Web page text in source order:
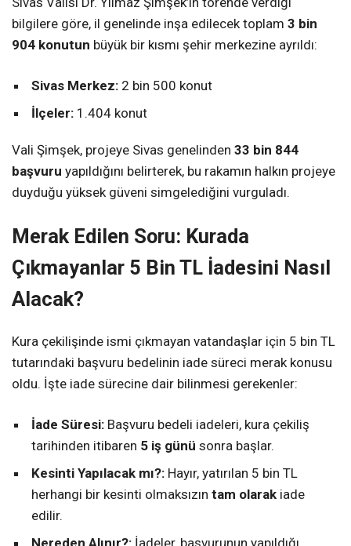
bilgilere göre, il genelinde inşa edilecek toplam 3 bin
904 konutun büyük bir kısmı şehir merkezine ayrıldı:
Sivas Merkez: 2 bin 500 konut
İlçeler: 1.404 konut
Vali Şimşek, projeye Sivas genelinden 33 bin 844
başvuru yapıldığını belirterek, bu rakamın halkın projeye
duyduğu yüksek güveni simgelediğini vurguladı.
Merak Edilen Soru: Kurada
Çıkmayanlar 5 Bin TL İadesini Nasıl
Alacak?
Kura çekilişinde ismi çıkmayan vatandaşlar için 5 bin TL
tutarındaki başvuru bedelinin iade süreci merak konusu
oldu. İşte iade sürecine dair bilinmesi gerekenler:
İade Süresi: Başvuru bedeli iadeleri, kura çekiliş
tarihinden itibaren 5 iş günü sonra başlar.
Kesinti Yapılacak mı?: Hayır, yatırılan 5 bin TL
herhangi bir kesinti olmaksızın tam olarak iade
edilir.